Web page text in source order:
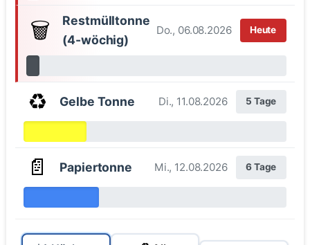
🗑️
Restmülltonne
(4-wöchig)
Do., 06.08.2026 Heute
♻️ Gelbe Tonne Di., 11.08.2026 5 Tage
📄 Papiertonne Mi., 12.08.2026 6 Tage